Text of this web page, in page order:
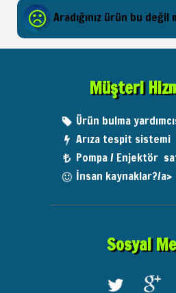
Aradığınız ürün bu değil
Müşteri
Ürün bulma
Arıza tespit sistemi
Pompa / Enjektör
İnsan kaynaklar?/a>
Sosyal